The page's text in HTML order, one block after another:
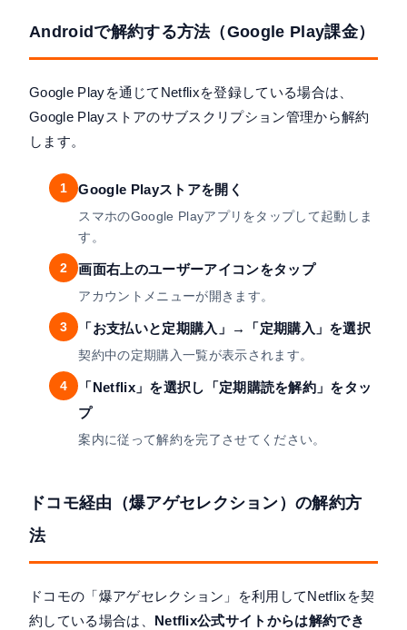
Androidで解約する方法（Google Play課金）
Google Playを通じてNetflixを登録している場合は、
Google Playストアのサブスクリプション管理から解約
します。
1 Google Playストアを開く
スマホのGoogle Playアプリをタップして起動しま
す。
2 画面右上のユーザーアイコンをタップ
アカウントメニューが開きます。
3 「お支払いと定期購入」→「定期購入」を選択
契約中の定期購入一覧が表示されます。
4
「Netflix」を選択し「定期購読を解約」をタッ
プ
案内に従って解約を完了させてください。
ドコモ経由（爆アゲセレクション）の解約方
法
ドコモの「爆アゲセレクション」を利用してNetflixを契
約している場合は、
Netflix公式サイトからは解約でき